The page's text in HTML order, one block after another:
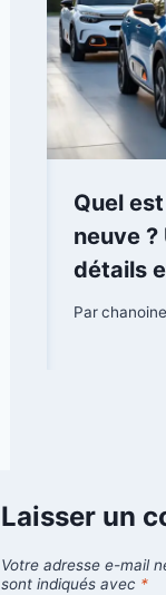
Quel
neuve
détails
Par
Laisser un
Votre adresse e-mail
sont indiqués avec *